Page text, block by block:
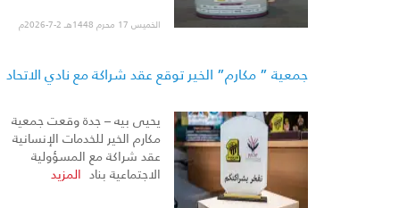
الخميس 17 محرم 1448هـ 2-7-2026م
جمعية ” مكارم” الخير توقع عقد شراكة مع نادي الاتحاد
يحيى بيه – جدة وقعت جمعية
مكارم الخير للخدمات الإنسانية
عقد شراكة مع المسؤولية
الاجتماعية بناد المزيد